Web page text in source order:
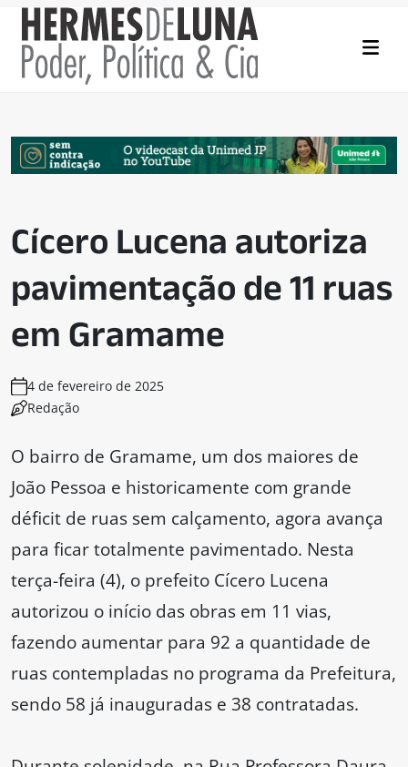
Cícero Lucena autoriza
pavimentação de 11 ruas
em Gramame
4 de fevereiro de 2025
Redação
O bairro de Gramame, um dos maiores de
João Pessoa e historicamente com grande
déficit de ruas sem calçamento, agora avança
para ficar totalmente pavimentado. Nesta
terça-feira (4), o prefeito Cícero Lucena
autorizou o início das obras em 11 vias,
fazendo aumentar para 92 a quantidade de
ruas contempladas no programa da Prefeitura,
sendo 58 já inauguradas e 38 contratadas.